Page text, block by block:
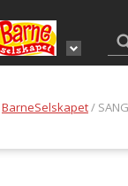
BarneSelskapet/